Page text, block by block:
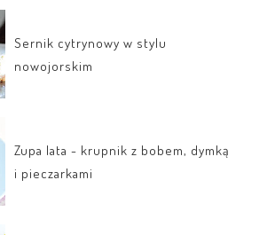
Sernik cytrynowy w stylu
nowojorskim
Zupa lata - krupnik z bobem, dymką
i pieczarkami